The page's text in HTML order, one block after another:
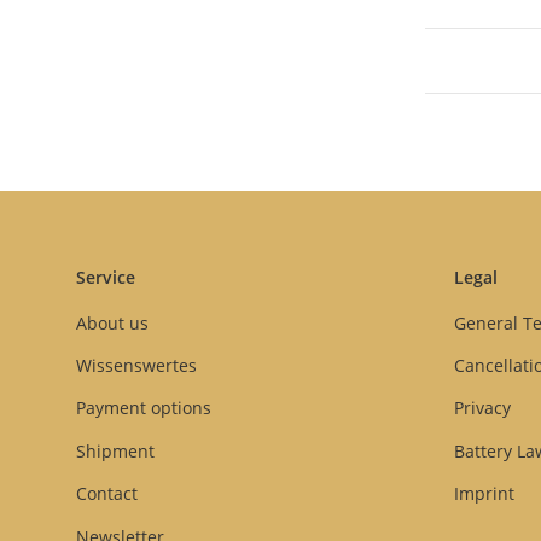
Service
About us
Wissenswertes
Payment options
Shipment
Contact
Newsletter
Legal
General
Privacy
Battery
Imprint